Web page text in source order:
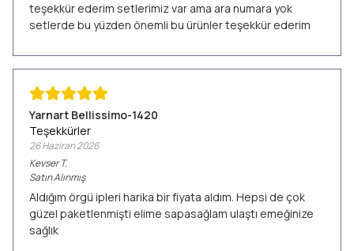
teşekkür ederim setlerimiz var ama ara numara yok
setlerde bu yüzden önemli bu ürünler teşekkür ederim
Yarnart Bellissimo-1420
Teşekkürler
26 Haziran 2026
Kevser T.
Satın Alınmış
Aldığım örgü ipleri harika bir fiyata aldım. Hepsi de çok
güzel paketlenmişti elime sapasağlam ulaştı emeğinize
sağlık